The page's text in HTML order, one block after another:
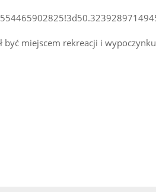
być miejscem rekreacji i